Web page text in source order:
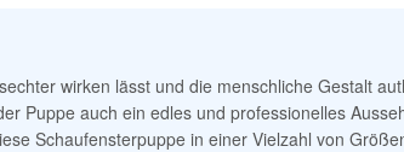
wirken lässt und die menschliche Gestalt
Puppe auch ein edles und professionelles
Schaufensterpuppe in einer Vielzahl von